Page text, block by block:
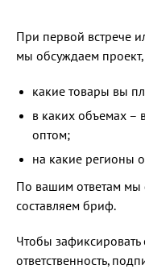
При первой встрече
мы обсуждаем проект,
какие товары вы
в каких объемах –
оптом;
на какие регионы
По вашим ответам мы
составляем бриф.
Чтобы зафиксировать
ответственность,